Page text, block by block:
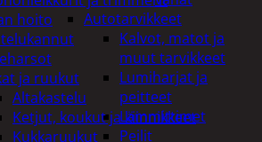
Autotarvikkeet
Kalvot, matot ja
muut tarvikkeet
Lumiharjat ja
peitteet
Lämmittimet
Peilit
hoito
ja ruukut
Altakastelu
Ketjut, koukut ja kiinnikkeet
Kukkaruukut